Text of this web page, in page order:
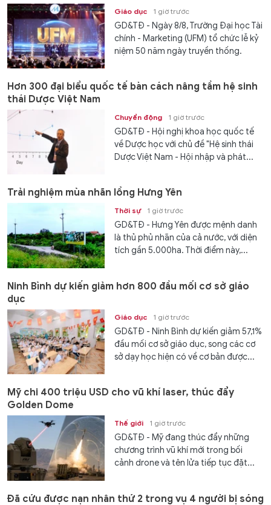
Giáo dục 1 giờ trước
GD&TĐ - Ngày 8/8, Trường Đại học Tài
chính - Marketing (UFM) tổ chức lễ kỷ
niệm 50 năm ngày truyền thống.
Hơn 300 đại biểu quốc tế bàn cách nâng tầm hệ sinh
thái Dược Việt Nam
Chuyển động 1 giờ trước
GD&TĐ - Hội nghị khoa học quốc tế
về Dược học với chủ đề "Hệ sinh thái
Dược Việt Nam - Hội nhập và phát...
Trải nghiệm mùa nhãn lồng Hưng Yên
Thời sự 1 giờ trước
GD&TĐ - Hưng Yên được mệnh danh
là thủ phủ nhãn của cả nước, với diện
tích gần 5.000ha. Thời điểm này,...
Ninh Bình dự kiến giảm hơn 800 đầu mối cơ sở giáo
dục
Giáo dục 1 giờ trước
GD&TĐ - Ninh Bình dự kiến giảm 57,1%
đầu mối cơ sở giáo dục, song các cơ
sở dạy học hiện có về cơ bản được...
Mỹ chi 400 triệu USD cho vũ khí laser, thúc đẩy
Golden Dome
Thế giới 1 giờ trước
GD&TĐ - Mỹ đang thúc đẩy những
chương trình vũ khí mới trong bối
cảnh drone và tên lửa tiếp tục đặt...
Đã cứu được nạn nhân thứ 2 trong vụ 4 người bị sóng